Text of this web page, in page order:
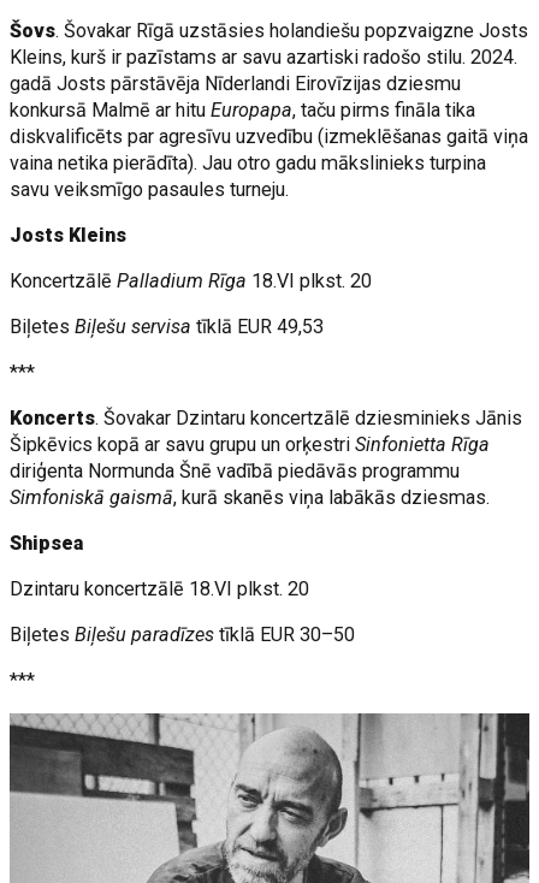
Šovs. Šovakar Rīgā uzstāsies holandiešu popzvaigzne Josts
Kleins, kurš ir pazīstams ar savu azartiski radošo stilu. 2024.
gadā Josts pārstāvēja Nīderlandi Eirovīzijas dziesmu
konkursā Malmē ar hituEuropapa, taču pirms fināla tika
diskvalificēts par agresīvu uzvedību (izmeklēšanas gaitā viņa
vaina netika pierādīta). Jau otro gadu mākslinieks turpina
savu veiksmīgo pasaules turneju.
Josts Kleins
KoncertzālēPalladium Rīga 18.VI plkst. 20
BiļetesBiļešu servisa tīklā EUR 49,53
***
Koncerts. Šovakar Dzintaru koncertzālē dziesminieks Jānis
Šipkēvics kopā ar savu grupu un orķestriSinfonietta Rīga
diriģenta Normunda Šnē vadībā piedāvās programmu
Simfoniskā gaismā, kurā skanēs viņa labākās dziesmas.
Shipsea
Dzintaru koncertzālē 18.VI plkst. 20
BiļetesBiļešu paradīzes tīklā EUR 30–50
***